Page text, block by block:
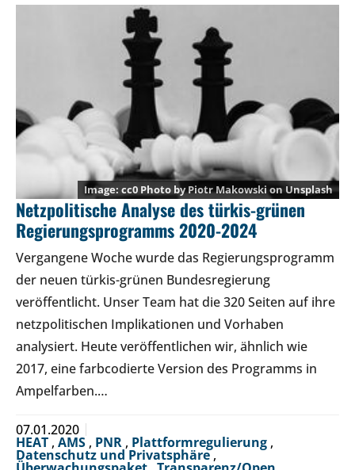
cc0 Photo byPiotr Makowskion Unsplash
Netzpolitische Analyse des türkis-grünen
Regierungsprogramms 2020-2024
Vergangene Woche wurde das Regierungsprogramm
der neuen türkis-grünen Bundesregierung
veröffentlicht. Unser Team hat die 320 Seiten auf ihre
netzpolitischen Implikationen und Vorhaben
analysiert. Heute veröffentlichen wir, ähnlich wie
2017, eine farbcodierte Version des Programms in
Ampelfarben.…
07.01.2020
HEAT , AMS , PNR , Plattformregulierung ,
Datenschutz und Privatsphäre,